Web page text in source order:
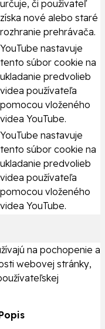
určuje, či používateľ
získa nové alebo staré
rozhranie prehrávača.
YouTube nastavuje
tento súbor cookie na
ukladanie predvolieb
videa používateľa
pomocou vloženého
videa YouTube.
YouTube nastavuje
tento súbor cookie na
ukladanie predvolieb
videa používateľa
pomocou vloženého
videa YouTube.
na pochopenie a
webovej stránky,